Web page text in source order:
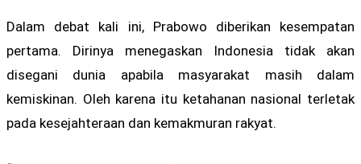
Dalam debat kali ini, Prabowo diberikan kesempatan
pertama. Dirinya menegaskan Indonesia tidak akan
disegani dunia apabila masyarakat masih dalam
kemiskinan. Oleh karena itu ketahanan nasional terletak
pada kesejahteraan dan kemakmuran rakyat.